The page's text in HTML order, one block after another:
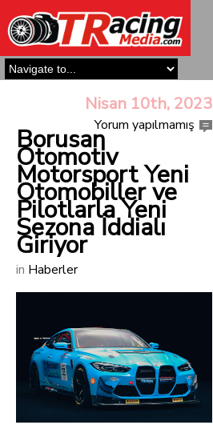
Nisan 10th, 2023
Yorum yapılmamış
Borusan
Otomotiv
Motorsport Yeni
Otomobiller ve
Pilotlarla Yeni
Sezona İddialı
Giriyor
in Haberler